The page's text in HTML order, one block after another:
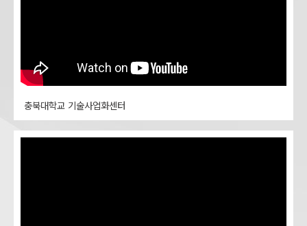
충북대학교 기술사업화센터